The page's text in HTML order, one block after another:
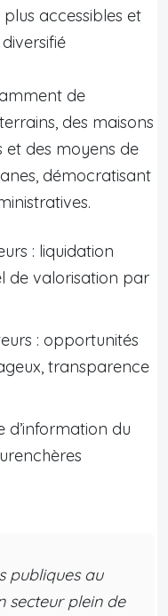
accessibles et
de
des maisons
et des moyens de
démocratisant
: liquidation
de valorisation par
: opportunités
transparence
d’information du
publiques au
secteur plein de